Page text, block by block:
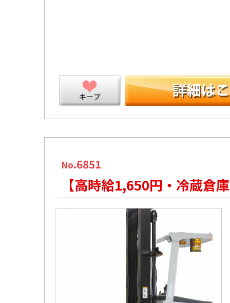
No.6851
【高時給1,650円・冷蔵倉